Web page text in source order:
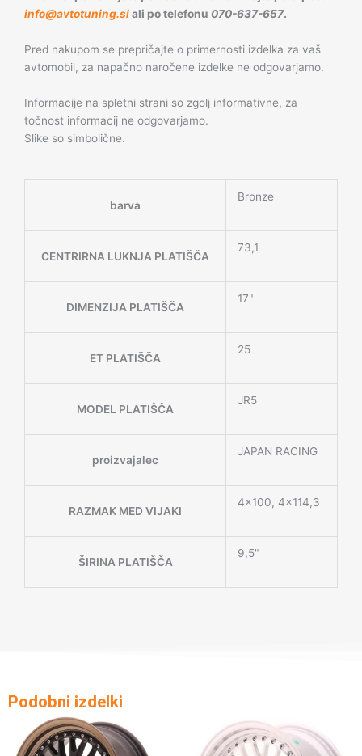
info@avtotuning.siali po telefonu 070-637-657.
Pred nakupom se prepričajte o primernosti izdelka za vaš
avtomobil, za napačno naročene izdelke ne odgovarjamo.
Informacije na spletni strani so zgolj informativne, za
točnost informacij ne odgovarjamo.
Slike so simbolične.
barva
Bronze
CENTRIRNA LUKNJA PLATIŠČA
73,1
DIMENZIJA PLATIŠČA
17"
ET PLATIŠČA
25
MODEL PLATIŠČA
JR5
proizvajalec
JAPAN RACING
RAZMAK MED VIJAKI
4×100, 4×114,3
ŠIRINA PLATIŠČA
9,5"
Podobni izdelki